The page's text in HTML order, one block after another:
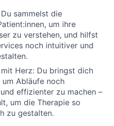
Du sammelst die
, um ihre
zu verstehen, und hilfst
noch intuitiver und
Herz: Du bringst dich
um Abläufe noch
effizienter zu machen –
um die Therapie so
zu gestalten.